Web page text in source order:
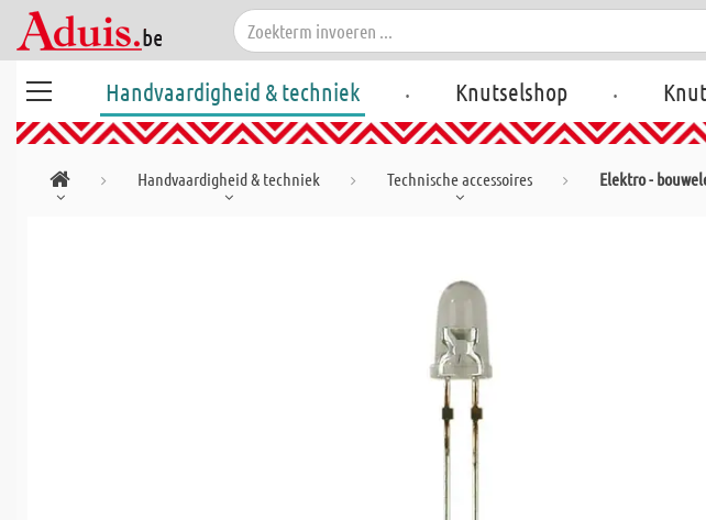
Handvaardigheid & techniek . Knutselshop .
Handvaardigheid & techniek Technische accessoires Elektro -